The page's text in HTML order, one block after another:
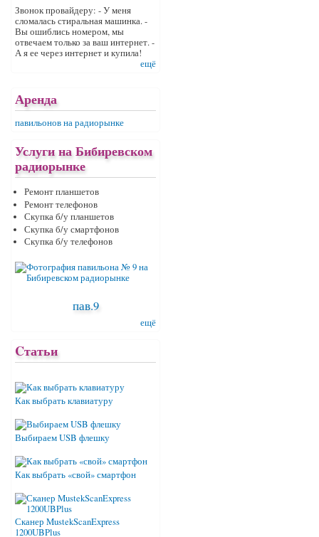
Звонок провайдеру: - У меня
сломалась стиральная машинка. -
Вы ошиблись номером, мы
отвечаем только за ваш интернет. -
А я ее через интернет и купила!
ещё
Аренда
павильонов на радиорынке
Услуги на Бибиревском
радиорынке
Ремонт планшетов
Ремонт телефонов
Скупка б/у планшетов
Скупка б/у смартфонов
Скупка б/у телефонов
пав.9
ещё
Cтатьи
Как выбрать клавиатуру
Выбираем USB флешку
Как выбрать «свой» смартфон
Сканер MustekScanExpress
1200UBPlus